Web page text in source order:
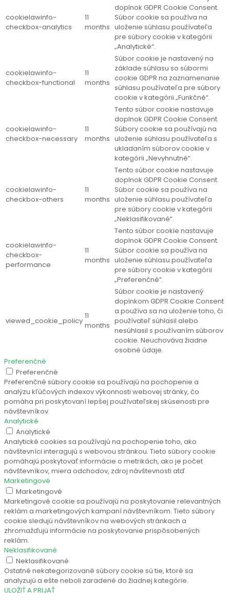
cookielawinfo-
checkbox-analytics
11
months
doplnok GDPR Cookie Consent.
Súbor cookie sa používa na
uloženie súhlasu používateľa
pre súbory cookie v kategórii
„Analytické“.
cookielawinfo-
checkbox-functional
11
months
Súbor cookie je nastavený na
základe súhlasu so súbormi
cookie GDPR na zaznamenanie
súhlasu používateľa pre súbory
cookie v kategórii „Funkčné“.
cookielawinfo-
checkbox-necessary
11
months
Tento súbor cookie nastavuje
doplnok GDPR Cookie Consent.
Súbory cookie sa používajú na
uloženie súhlasu používateľa s
ukladaním súborov cookie v
kategórii „Nevyhnutné“.
cookielawinfo-
checkbox-others
11
months
Tento súbor cookie nastavuje
doplnok GDPR Cookie Consent.
Súbor cookie sa používa na
uloženie súhlasu používateľa
pre súbory cookie v kategórii
„Neklasifikované“.
cookielawinfo-
checkbox-
performance
11
months
Tento súbor cookie nastavuje
doplnok GDPR Cookie Consent.
Súbor cookie sa používa na
uloženie súhlasu používateľa
pre súbory cookie v kategórii
„Preferenčné“.
viewed_cookie_policy
11
months
Súbor cookie je nastavený
doplnkom GDPR Cookie Consent
a používa sa na uloženie toho, či
používateľ súhlasil alebo
nesúhlasil s používaním súborov
cookie. Neuchováva žiadne
osobné údaje.
Preferenčné
Preferenčné
Preferenčné súbory cookie sa používajú na pochopenie a
analýzu kľúčových indexov výkonnosti webovej stránky, čo
pomáha pri poskytovaní lepšej používateľskej skúsenosti pre
návštevníkov.
Analytické
Analytické
Analytické cookies sa používajú na pochopenie toho, ako
návštevníci interagujú s webovou stránkou. Tieto súbory cookie
pomáhajú poskytovať informácie o metrikách, ako je počet
návštevníkov, miera odchodov, zdroj návštevnosti atď.
Marketingové
Marketingové
Marketingové cookie sa používajú na poskytovanie relevantných
reklám a marketingových kampaní návštevníkom. Tieto súbory
cookie sledujú návštevníkov na webových stránkach a
zhromažďujú informácie na poskytovanie prispôsobených
reklám.
Neklasifikované
Neklasifikované
Ostatné nekategorizované súbory cookie sú tie, ktoré sa
analyzujú a ešte neboli zaradené do žiadnej kategórie.
ULOŽIŤ A PRIJAŤ